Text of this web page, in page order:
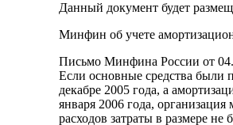
Данный документ будет
Минфин об учете
Письмо Минфина России от
Если основные средства были
декабре 2005 года, а
января 2006 года,
расходов затраты в размере не